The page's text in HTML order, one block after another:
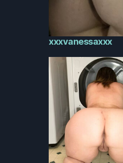
xxxvanessaxxx